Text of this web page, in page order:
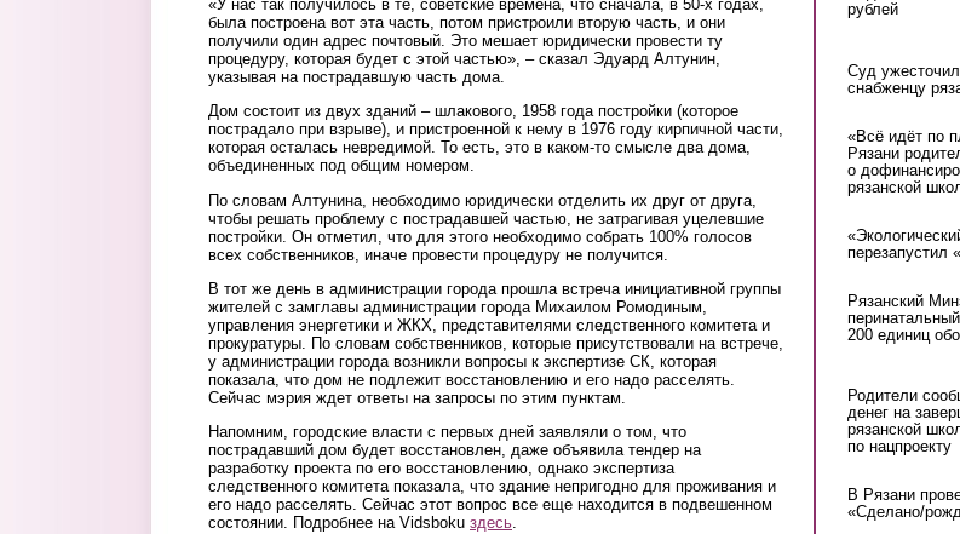
«У нас так получилось в те, советские времена, что сначала, в 50-х годах,
была построена вот эта часть, потом пристроили вторую часть, и они
получили один адрес почтовый. Это мешает юридически провести ту
процедуру, которая будет с этой частью», – сказал Эдуард Алтунин,
указывая на пострадавшую часть дома.
Дом состоит из двух зданий – шлакового, 1958 года постройки (которое
пострадало при взрыве), и пристроенной к нему в 1976 году кирпичной части,
которая осталась невредимой. То есть, это в каком-то смысле два дома,
объединенных под общим номером.
По словам Алтунина, необходимо юридически отделить их друг от друга,
чтобы решать проблему с пострадавшей частью, не затрагивая уцелевшие
постройки. Он отметил, что для этого необходимо собрать 100% голосов
всех собственников, иначе провести процедуру не получится.
В тот же день в администрации города прошла встреча инициативной группы
жителей с замглавы администрации города Михаилом Ромодиным,
управления энергетики и ЖКХ, представителями следственного комитета и
прокуратуры. По словам собственников, которые присутствовали на встрече,
у администрации города возникли вопросы к экспертизе СК, которая
показала, что дом не подлежит восстановлению и его надо расселять.
Сейчас мэрия ждет ответы на запросы по этим пунктам.
Напомним, городские власти с первых дней заявляли о том, что
пострадавший дом будет восстановлен, даже объявила тендер на
разработку проекта по его восстановлению, однако экспертиза
следственного комитета показала, что здание непригодно для проживания и
его надо расселять. Сейчас этот вопрос все еще находится в подвешенном
состоянии. Подробнее на Vidsboku здесь.
рублей
Суд
снабженцу
«Всё идёт по
Рязани
о
рязанской
перезапустил
Рязанский
200 единиц
Родители
денег на
рязанской
по нацпроекту
В Рязани
«Сделано/